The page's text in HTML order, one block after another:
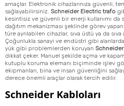
amaçlar. Elektronik cihazlarınıza güvenli,
sağlayabilirsiniz. Schneider Electric trafo
kesintisiz ve güvenli bir enerji kullanımı da
dağıtım mekanizması şeklinde görev
türe ayrılabilen cihazlar, sıva üstü ya da
Çoğunlukla sanayi ve endüstri gibi alanlarda
yük gibi problemlerden koruyan
dikkat çeker. Manuel şekilde açma ve
kutuplu koruma elemanı biçiminde işlev
ekipmanları, bina ve insan güvenliğini
derece önemli araçlar olarak tercih
Schneider Kabloları